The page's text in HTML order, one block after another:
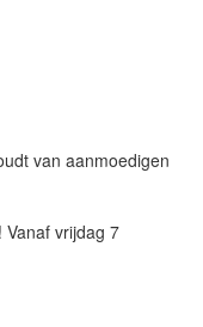
van aanmoedigen
vrijdag 7